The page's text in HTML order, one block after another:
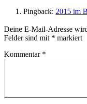
Pingback: 2015 im
Leave
a
Deine E-Mail-Adresse
Felder sind mit * markiert
Kommentar *